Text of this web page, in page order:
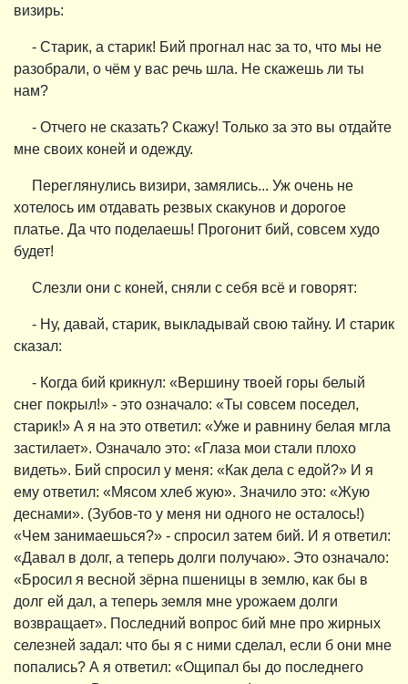
визирь:
- Старик, а старик! Бий прогнал нас за то, что мы не
разобрали, о чём у вас речь шла. Не скажешь ли ты
нам?
- Отчего не сказать? Скажу! Только за это вы отдайте
мне своих коней и одежду.
Переглянулись визири, замялись... Уж очень не
хотелось им отдавать резвых скакунов и дорогое
платье. Да что поделаешь! Прогонит бий, совсем худо
будет!
Слезли они с коней, сняли с себя всё и говорят:
- Ну, давай, старик, выкладывай свою тайну. И старик
сказал:
- Когда бий крикнул: «Вершину твоей горы белый
снег покрыл!» - это означало: «Ты совсем поседел,
старик!» А я на это ответил: «Уже и равнину белая мгла
застилает». Означало это: «Глаза мои стали плохо
видеть». Бий спросил у меня: «Как дела с едой?» И я
ему ответил: «Мясом хлеб жую». Значило это: «Жую
деснами». (Зубов-то у меня ни одного не осталось!)
«Чем занимаешься?» - спросил затем бий. И я ответил:
«Давал в долг, а теперь долги получаю». Это означало:
«Бросил я весной зёрна пшеницы в землю, как бы в
долг ей дал, а теперь земля мне урожаем долги
возвращает». Последний вопрос бий мне про жирных
селезней задал: что бы я с ними сделал, если б они мне
попались? А я ответил: «Ощипал бы до последнего